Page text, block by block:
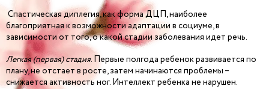
Спастическая диплегия, как форма ДЦП, наиболее
благоприятная к возможности адаптации в социуме, в
зависимости от того, о какой стадии заболевания идет речь.
Легкая (первая) стадия. Первые полгода ребенок развивается по
плану, не отстает в росте, затем начинаются проблемы –
снижается активность ног. Интеллект ребенка не нарушен.